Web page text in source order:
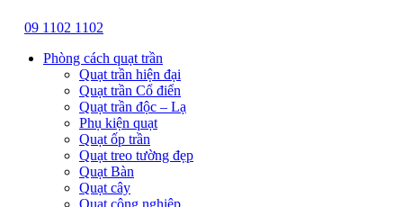
09 1102 1102
Phòng cách quạt trần
Quạt trần hiện đại
Quạt trần Cổ điển
Quạt trần độc – Lạ
Phụ kiện quạt
Quạt ốp trần
Quạt treo tường đẹp
Quạt Bàn
Quạt cây
Quạt công nghiệp